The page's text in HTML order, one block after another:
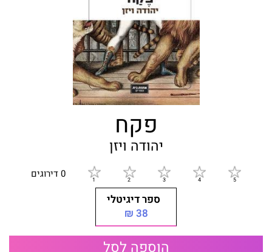
פקח
יהודה ויזן
0 דירוגים
ספר דיגיטלי
38 ₪
הוספה לסל